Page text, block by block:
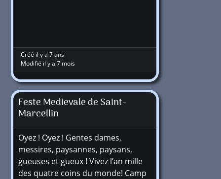
Créé il y a 7 ans
Modifié il y a 7 mois
Feste Medievale de Saint-
Marcellin
Oyez ! Oyez ! Gentes dames,
messires, paysannes, paysans,
gueuses et gueux ! Vivez l’an mille
des quatre coins du monde! Camp